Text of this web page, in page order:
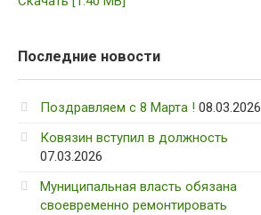
Последние новости
Поздравляем с 8 Марта ! 08.03.2026
Ковязин вступил в должность
07.03.2026
Муниципальная власть обязана
своевременно ремонтировать